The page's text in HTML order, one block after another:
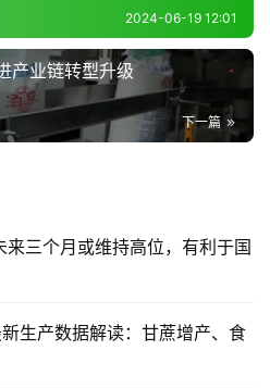
2024-06-19 12:01
产业链转型升级
下一篇
三个月或维持高位，有利于国
生产数据解读：甘蔗增产、食